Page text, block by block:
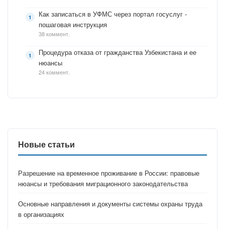
Как записаться в УФМС через портал госуслуг -
пошаговая инструкция
38 коммент.
Процедура отказа от гражданства Узбекистана и ее
нюансы
24 коммент.
Новые статьи
Разрешение на временное проживание в России: правовые
нюансы и требования миграционного законодательства
Основные направления и документы системы охраны труда
в организациях